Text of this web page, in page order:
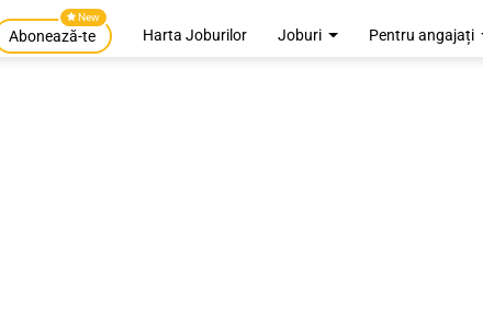
New
Abonează-te Harta Joburilor Joburi Pentru angajați